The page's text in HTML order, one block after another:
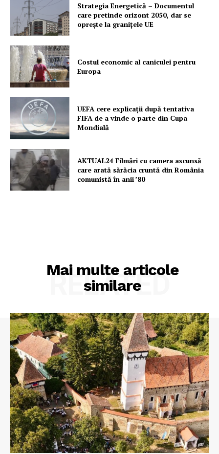
Strategia Energetică – Documentul
care pretinde orizont 2050, dar se
oprește la granițele UE
Costul economic al caniculei pentru
Europa
UEFA cere explicații după tentativa
FIFA de a vinde o parte din Cupa
Mondială
AKTUAL24 Filmări cu camera ascunsă
care arată sărăcia cruntă din România
comunistă în anii ’80
Mai multe articole
similare
RELATED